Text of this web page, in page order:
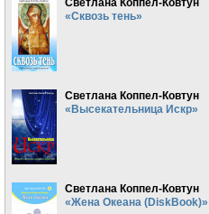
Светлана Коппел-Ковтун
«Сквозь тень»
Светлана Коппел-Ковтун
«Высекательница Искр»
Светлана Коппел-Ковтун
«Жена Океана (DiskBook)»